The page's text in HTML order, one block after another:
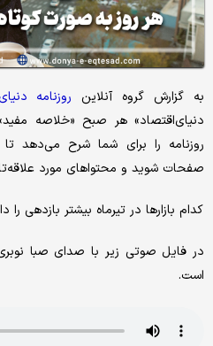
به گزارش گروه آنلاین روزنامه
دنیای‌اقتصاد» هر صبح «خلاصه
روزنامه را برای شما شرح می‌دهد تا
صفحات شوید و محتواهای مورد
کدام بازارها در تیرماه بیشتر بازدهی را
در فایل صوتی زیر با صدای صبا
است.